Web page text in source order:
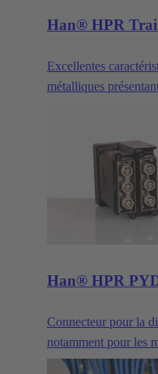
Han® HPR
Excellentes
métalliques
Han® HPR
Connecteur pour la
notamment pour les
trains